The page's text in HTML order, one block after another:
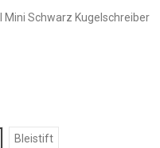
Mini Schwarz Kugelschreiber
Bleistift